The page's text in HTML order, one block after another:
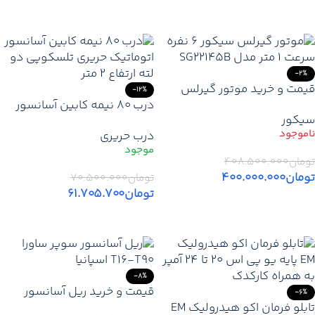
-2%
قیمت و خرید موتور گیرلس
3.6KW
سیکور
تومان۴۰۸.۵۰۰.۰۰۰
تومان۴۰۰.۰۰۰.۰۰۰
-12%
درب 80 نیمه کابین آسانسور
لته ارتفاع 2 متر
درب حریری
تومان۷۰.۵۰۰.۰۰۰
تومان۶۱.۷۰۵.۷۰۰
-6%
تابلو فرمان اکو هیدرولیک EM
-8%
قیمت و خرید ریل آسانسور